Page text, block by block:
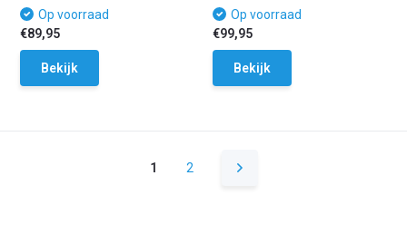
Op voorraad
€89,95
Bekijk
Op voorraad
€99,95
Bekijk
1 2